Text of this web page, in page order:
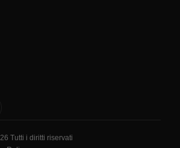
Tutti i diritti riservati